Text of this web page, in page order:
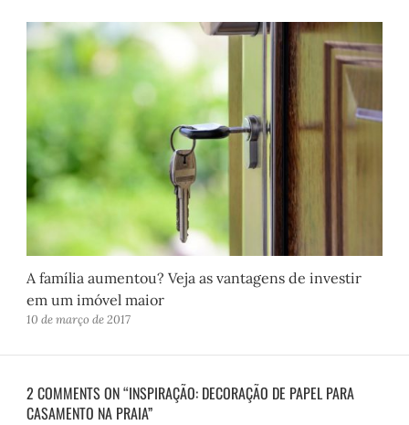
A família aumentou? Veja as vantagens de investir
em um imóvel maior
10 de março de 2017
2 COMMENTS ON “INSPIRAÇÃO: DECORAÇÃO DE PAPEL PARA
CASAMENTO NA PRAIA”